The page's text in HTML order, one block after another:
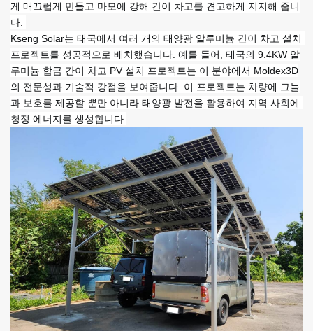
게 매끄럽게 만들고 마모에 강해 간이 차고를 견고하게 지지해 줍니
다.
Kseng Solar는 태국에서 여러 개의 태양광 알루미늄 간이 차고 설치
프로젝트를 성공적으로 배치했습니다. 예를 들어, 태국의 9.4KW 알
루미늄 합금 간이 차고 PV 설치 프로젝트는 이 분야에서 Moldex3D
의 전문성과 기술적 강점을 보여줍니다. 이 프로젝트는 차량에 그늘
과 보호를 제공할 뿐만 아니라 태양광 발전을 활용하여 지역 사회에
청정 에너지를 생성합니다.